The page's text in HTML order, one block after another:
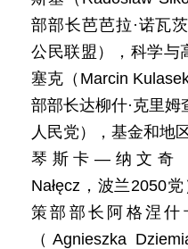
部部长芭芭拉·诺瓦
公民联盟），科学与
塞克（Marcin
部部长达柳什·克里姆
人民党），基金和地
琴斯卡—纳文奇（
Nałęcz，波兰2050
策部部长阿格涅
（Agnieszka